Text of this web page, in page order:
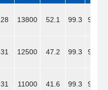
28 13800 52.1 99.3 99.5
31 12500 47.2 99.3 99.5
31 11000 41.6 99.3 99.5